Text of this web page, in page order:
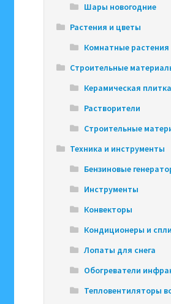
Шары новогодние
Растения и цветы
Комнатные растения
Строительные
Керамическая плитка
Растворители
Строительные
Техника и инструменты
Бензиновые
Инструменты
Конвекторы
Кондиционеры и
Лопаты для снега
Обогреватели
Тепловентиляторы